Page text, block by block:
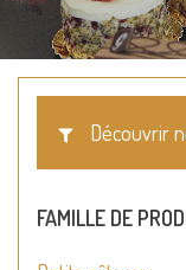
Découvrir
FAMILLE DE